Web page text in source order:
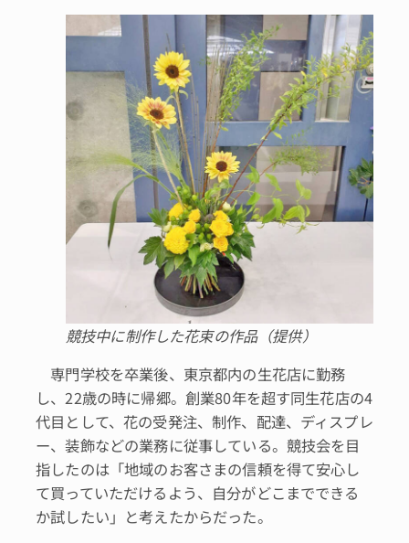
競技中に制作した花束の作品（提供）
専門学校を卒業後、東京都内の生花店に勤務
し、22歳の時に帰郷。創業80年を超す同生花店の4
代目として、花の受発注、制作、配達、ディスプレ
ー、装飾などの業務に従事している。競技会を目
指したのは「地域のお客さまの信頼を得て安心し
て買っていただけるよう、自分がどこまでできる
か試したい」と考えたからだった。